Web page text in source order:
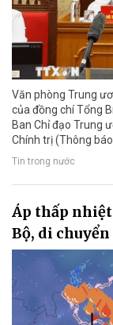
Văn phòng Trung
của đồng chí Tổng
Ban Chỉ đạo Trung
Chính trị (Thông
Tin trong nước
Áp thấp
Bộ, di